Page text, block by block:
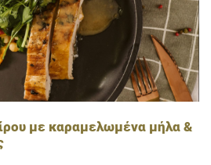
με καραμελωμένα μήλα &